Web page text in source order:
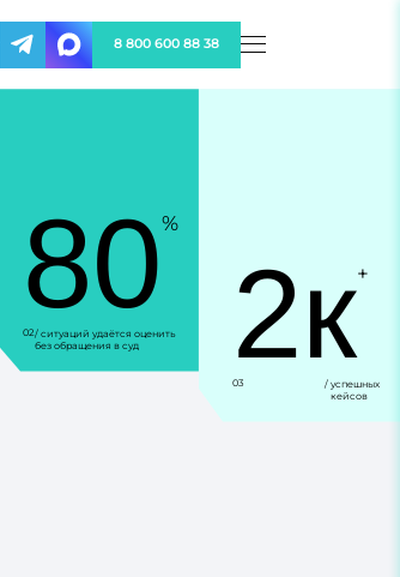
8 800 600 88 38
80%
02/ ситуаций удаётся оценить
без обращения в суд
2к+
03
/ успешных
кейсов